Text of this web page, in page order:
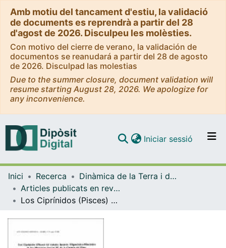
Amb motiu del tancament d'estiu, la validació
de documents es reprendrà a partir del 28
d'agost de 2026. Disculpeu les molèsties.
Con motivo del cierre de verano, la validación de
documentos se reanudará a partir del 28 de agosto
de 2026. Disculpad las molestias
Due to the summer closure, document validation will
resume starting August 28, 2026. We apologize for
any inconvenience.
Navega per tot el DD
Com publicar
Iniciar sessió (current)
Inici Recerca
Dinàmica de la Terra i de l'Oceà
Articles publicats en revistes (Dinàmica de la Terra i l'Oceà)
Los Ciprínidos (Pisces) del sistema lacustre Oligocénico-Miocénico de los Monegros (sector SE de la cuenca del Ebro, provincias de Lleida, Tarragona, Huesca y Zaragoza)